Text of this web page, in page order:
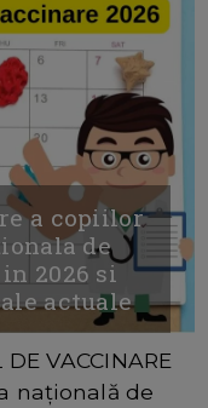
a copiilor
de
2026 si
actuale
VACCINARE
națională de